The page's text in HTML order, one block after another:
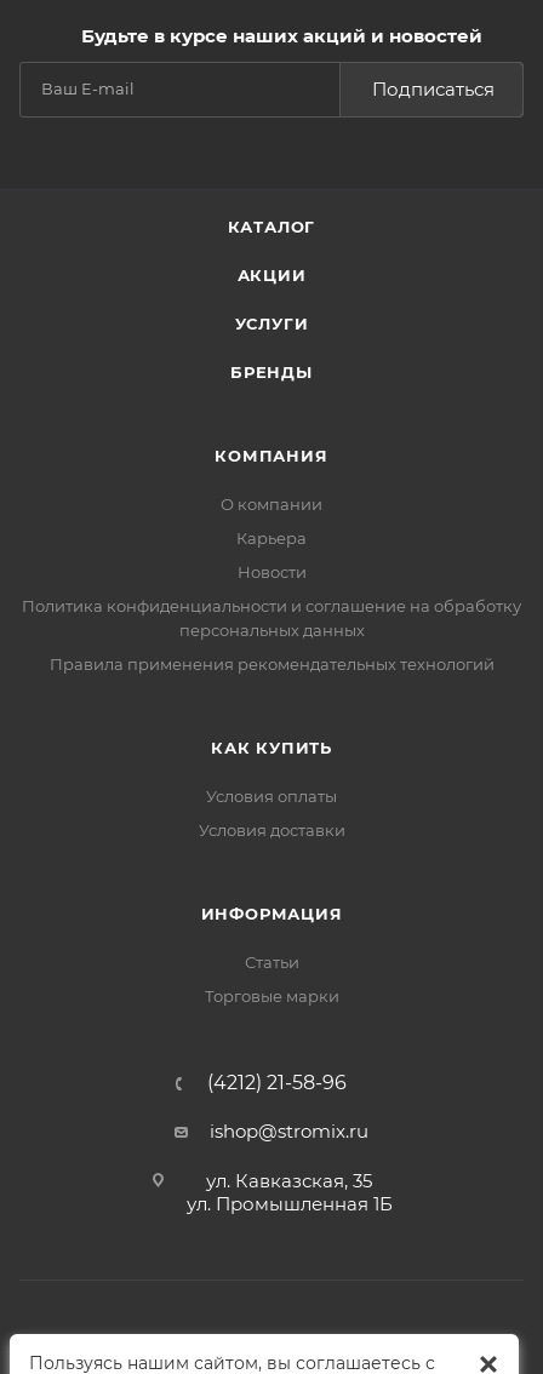
Будьте в курсе наших акций и новостей
Подписаться
КАТАЛОГ
АКЦИИ
УСЛУГИ
БРЕНДЫ
КОМПАНИЯ
О компании
Карьера
Новости
Политика конфиденциальности и соглашение на обработку
персональных данных
Правила применения рекомендательных технологий
КАК КУПИТЬ
Условия оплаты
Условия доставки
ИНФОРМАЦИЯ
Статьи
Торговые марки
(4212) 21-58-96
ishop@stromix.ru
ул. Кавказская, 35
ул. Промышленная 1Б
Пользуясь нашим сайтом, вы соглашаетесь с